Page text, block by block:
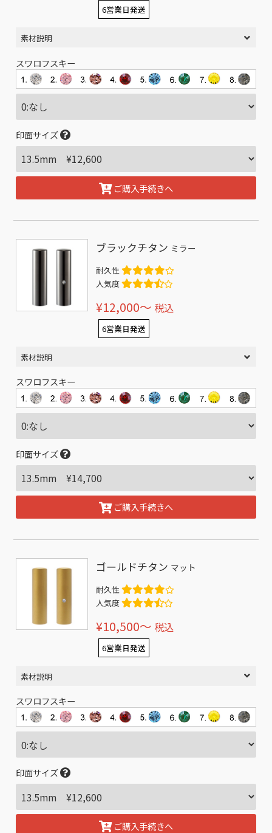
6営業日発送
素材説明
スワロフスキー
印面サイズ
ご購入手続きへ
ブラックチタン ミラー
耐久性
人気度
¥12,000〜 税込
6営業日発送
素材説明
スワロフスキー
印面サイズ
ご購入手続きへ
ゴールドチタン マット
耐久性
人気度
¥10,500〜 税込
6営業日発送
素材説明
スワロフスキー
印面サイズ
ご購入手続きへ